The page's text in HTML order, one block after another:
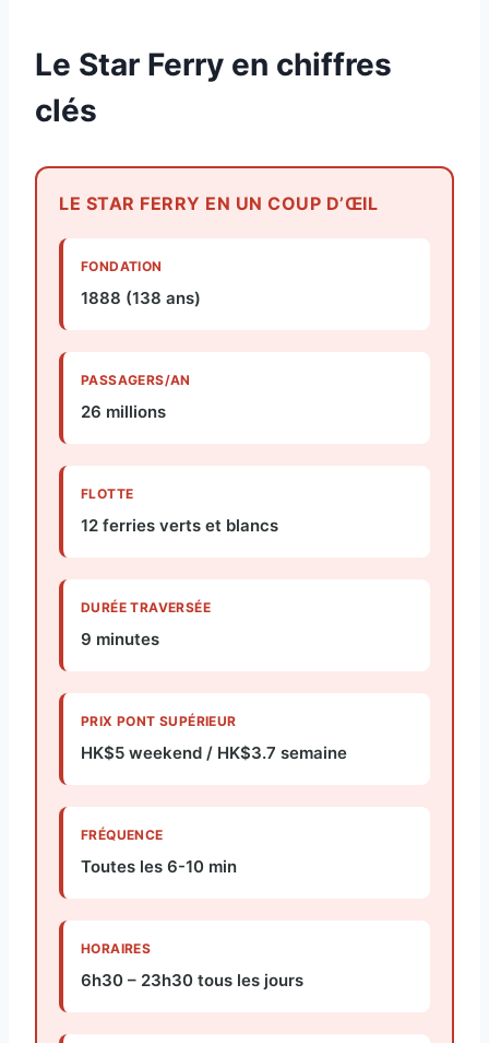
Le Star Ferry en chiffres
clés
LE STAR FERRY EN UN COUP D’ŒIL
FONDATION
1888 (138 ans)
PASSAGERS/AN
26 millions
FLOTTE
12 ferries verts et blancs
DURÉE TRAVERSÉE
9 minutes
PRIX PONT SUPÉRIEUR
HK$5 weekend / HK$3.7 semaine
FRÉQUENCE
Toutes les 6-10 min
HORAIRES
6h30 – 23h30 tous les jours